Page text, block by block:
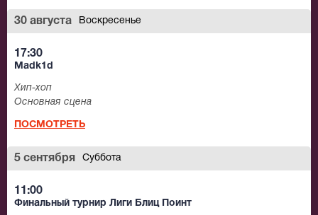
30 августа Воскресенье
17:30
Madk1d
Хип-хоп
Основная сцена
ПОСМОТРЕТЬ
5 сентября Суббота
11:00
Финальный турнир Лиги Блиц Поинт